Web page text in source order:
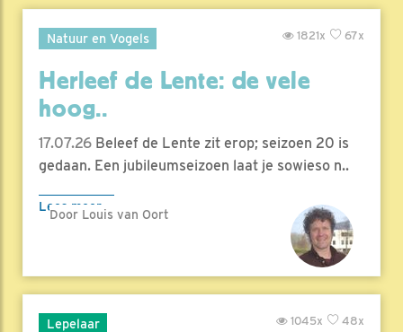
Natuur en Vogels 67x
1821x
Herleef de Lente: de vele
hoog..
17.07.26 Beleef de Lente zit erop; seizoen 20 is
gedaan. Een jubileumseizoen laat je sowieso n..
Lees meer
Door Louis van Oort
Lepelaar 48x
1045x